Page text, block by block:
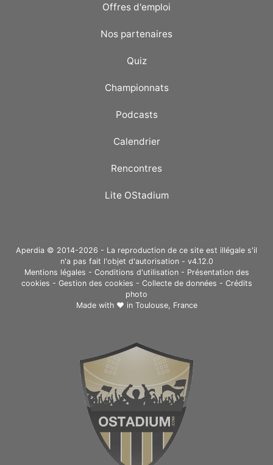
Offres d'emploi
Nos partenaires
Quiz
Championnats
Podcasts
Calendrier
Rencontres
Lite OStadium
Aperdia © 2014-2026 - La reproduction de ce site est illégale s'il
n'a pas fait l'objet d'autorisation - v4.12.0
Mentions légales - Conditions d'utilisation- Présentation des
cookies - Gestion des cookies - Collecte de données - Crédits
photo
Made with ❤ in Toulouse, France